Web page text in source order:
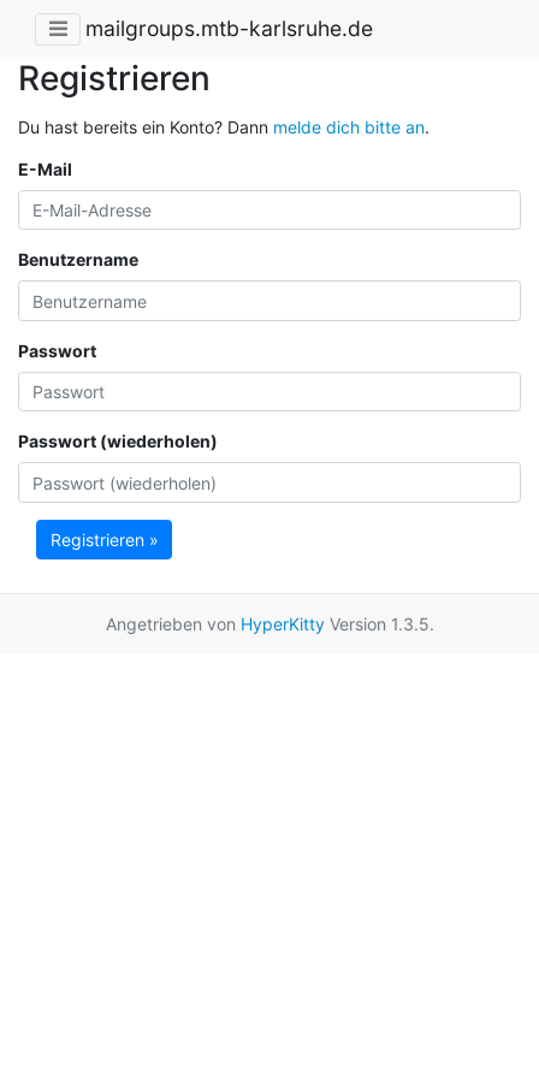
mailgroups.mtb-karlsruhe.de
Registrieren
Du hast bereits ein Konto? Dann melde dich bitte an.
E-Mail
Benutzername
Passwort
Passwort (wiederholen)
Registrieren »
Angetrieben von HyperKittyVersion 1.3.5.